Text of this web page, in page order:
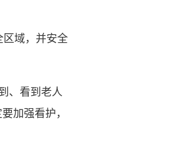
域，并安全
、看到老人
加强看护，